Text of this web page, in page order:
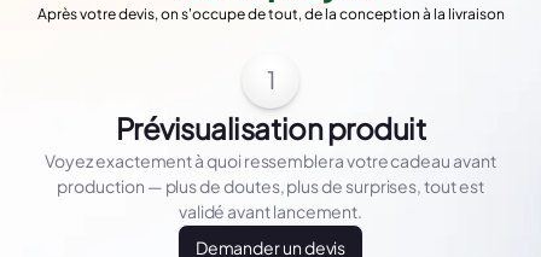
Après votre devis, on s'occupe de tout, de la conception à la livraison
1
Prévisualisation produit
Voyez exactement à quoi ressemblera votre cadeau avant
production — plus de doutes, plus de surprises, tout est
validé avant lancement.
Demander un devis